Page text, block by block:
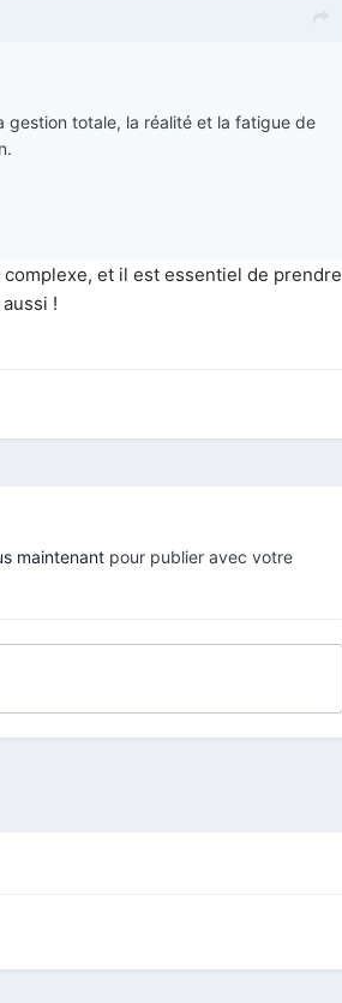
totale, la réalité et la fatigue de
et il est essentiel de prendre
!
maintenant pour publier avec votre